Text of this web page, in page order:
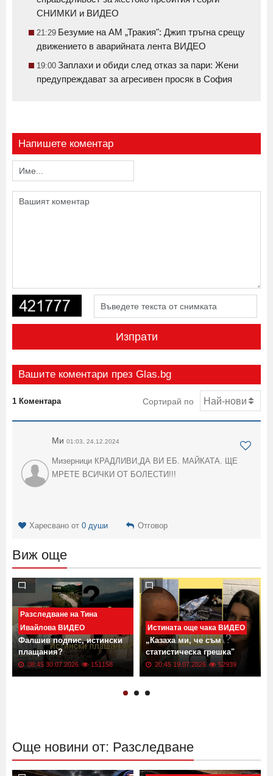
СНИМКИ и ВИДЕО
21:29 Безумие на АМ „Тракия": Джип тръгна срещу
движението в аварийната лента ВИДЕО
19:00 Заплахи и обиди след отказ за пари: Жени
предупреждават за агресивен просяк в София
Напишете коментар
Изпрати
Вашите коментари през Glas.bg
1 Коментара Сортирай по
Ми 01:03, 24.12.2024
Мизерници КРАДЛИВИ,ДА ВИ ЕБ. МАЙКАТА. ЩЕ
МРЕТЕ ВСИЧКИ ОТ БОЛЕСТИ!!!
Харесвано от 0 души Отговор
Виж още
Разследване на Тина
Ивайлова ВИДЕО
Фалшив подпис, истински
плащания?
08:45 30.07.2026 151158
Истината още чака ВИДЕО
„Казаха ми, че съм
статистическа грешка"
20:45 19.07.2026 52939
Още новини от: Разследване